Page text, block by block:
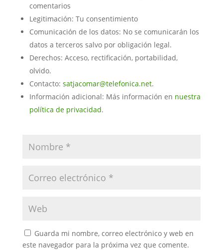
comentarios
Legitimación: Tu consentimiento
Comunicación de los datos: No se comunicarán los
datos a terceros salvo por obligación legal.
Derechos: Acceso, rectificación, portabilidad,
olvido.
Contacto: satjacomar@telefonica.net.
Información adicional: Más información en nuestra
política de privacidad.
Guarda mi nombre, correo electrónico y web en
este navegador para la próxima vez que comente.